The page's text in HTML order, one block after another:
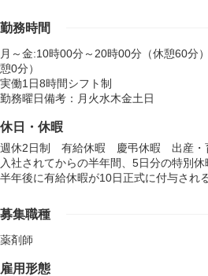
勤務時間
月～金:10時00分～20時00分（休憩60分
憩0分）
実働1日8時間シフト制
勤務曜日備考：月火水木金土日
休日・休暇
週休2日制 有給休暇 慶弔休暇 出産・
入社されてからの半年間、5日分の特別休
半年後に有給休暇が10日正式に付与され
募集職種
薬剤師
雇用形態